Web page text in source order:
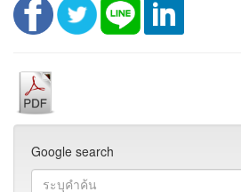
Google search